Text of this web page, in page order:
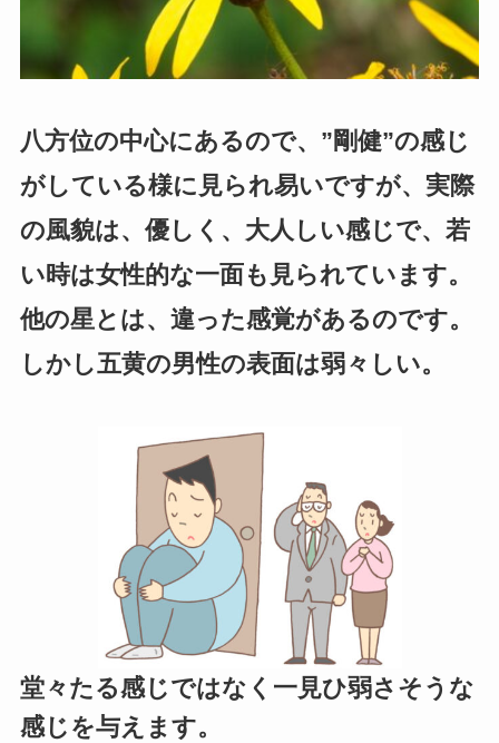
八方位の中心にあるので、”剛健”の感じ
がしている様に見られ易いですが、実際
の風貌は、優しく、大人しい感じで、若
い時は女性的な一面も見られています。
他の星とは、違った感覚があるのです。
しかし五黄の男性の表面は弱々しい。
堂々たる感じではなく一見ひ弱さそうな
感じを与えます。